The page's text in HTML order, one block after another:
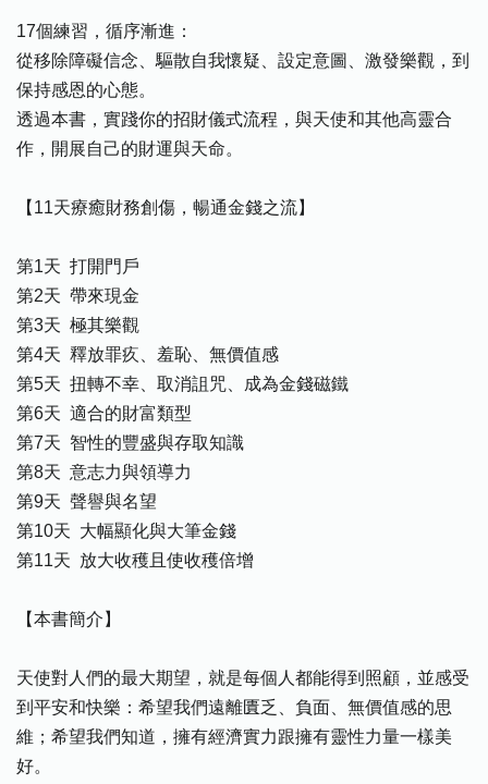
17個練習，循序漸進：
從移除障礙信念、驅散自我懷疑、設定意圖、激發樂觀，到
保持感恩的心態。
透過本書，實踐你的招財儀式流程，與天使和其他高靈合
作，開展自己的財運與天命。
【11天療癒財務創傷，暢通金錢之流】
第1天 打開門戶
第2天 帶來現金
第3天 極其樂觀
第4天 釋放罪疚、羞恥、無價值感
第5天 扭轉不幸、取消詛咒、成為金錢磁鐵
第6天 適合的財富類型
第7天 智性的豐盛與存取知識
第8天 意志力與領導力
第9天 聲譽與名望
第10天 大幅顯化與大筆金錢
第11天 放大收穫且使收穫倍增
【本書簡介】
天使對人們的最大期望，就是每個人都能得到照顧，並感受
到平安和快樂：希望我們遠離匱乏、負面、無價值感的思
維；希望我們知道，擁有經濟實力跟擁有靈性力量一樣美
好。